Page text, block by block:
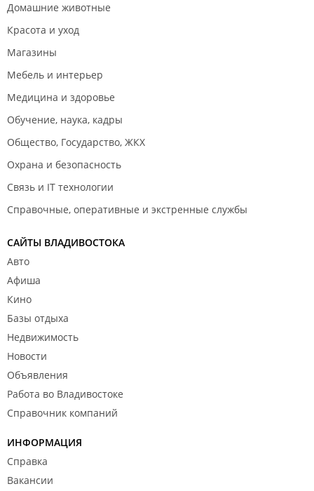
Домашние животные
Красота и уход
Магазины
Мебель и интерьер
Медицина и здоровье
Обучение, наука, кадры
Общество, Государство, ЖКХ
Охрана и безопасность
Связь и IT технологии
Справочные, оперативные и экстренные службы
САЙТЫ ВЛАДИВОСТОКА
Авто
Афиша
Кино
Базы отдыха
Недвижимость
Новости
Объявления
Работа во Владивостоке
Справочник компаний
ИНФОРМАЦИЯ
Справка
Вакансии